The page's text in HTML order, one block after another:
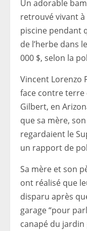
Un adorable
retrouvé vivant
piscine pendant
de l’herbe dans
000 $, selon la
Vincent Lorenzo
face contre terre
Gilbert, en
que sa mère,
regardaient le
un rapport de
Sa mère et son
ont réalisé que
disparu après
garage “pour
canapé du